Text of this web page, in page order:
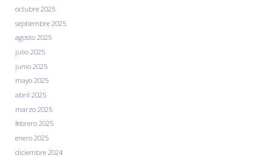
octubre 2025
septiembre 2025
agosto 2025
julio 2025
junio 2025
mayo 2025
abril 2025
marzo 2025
febrero 2025
enero 2025
diciembre 2024